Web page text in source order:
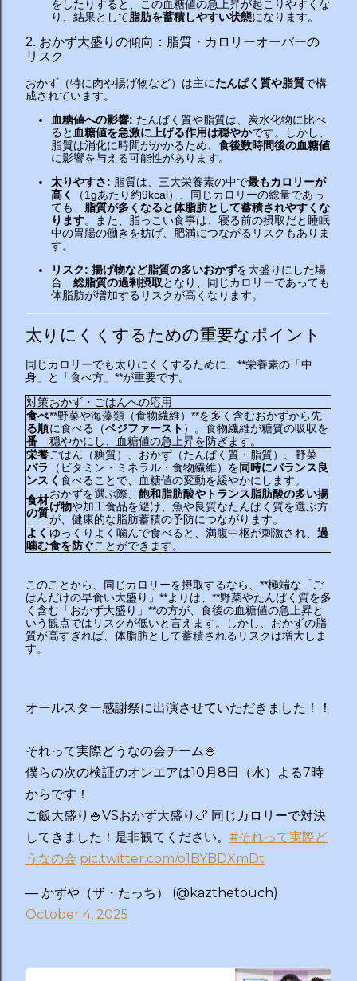
をしたりすると、この血糖値の急上昇が起こりやすくな
り、結果として脂肪を蓄積しやすい状態になります。
2. おかず大盛りの傾向：脂質・カロリーオーバーの
リスク
おかず（特に肉や揚げ物など）は主にたんぱく質や脂質で構
成されています。
血糖値への影響: たんぱく質や脂質は、炭水化物に比べ
ると 血糖値を急激に上げる作用は穏やかです。しかし、
脂質は消化に時間がかかるため、 食後数時間後の血糖値
に影響を与える可能性があります。
太りやすさ: 脂質は、三大栄養素の中で最もカロリーが
高く
（1gあたり約9kcal）、同じカロリーの総量であっ
ても、 脂質が多くなると体脂肪として蓄積されやすくな
ります。また、脂っこい食事は、寝る前の摂取だと睡眠
中の胃腸の働きを妨げ、肥満につながるリスクもありま
す。
リスク: 揚げ物など脂質の多いおかずを大盛りにした場
合、 総脂質の過剰摂取となり、同じカロリーであっても
体脂肪が増加するリスクが高くなります。
太りにくくするための重要なポイント
同じカロリーでも太りにくくするために、**栄養素の「中
身」と「食べ方」**が重要です。
対策おかず・ごはんへの応用
食べ
る順
番
**野菜や海藻類（食物繊維）**を多く含むおかずから先
に食べる（ベジファースト ）。食物繊維が糖質の吸収を
穏やかにし、血糖値の急上昇を防ぎます。
栄養
バラ
ンス
ごはん（糖質）、おかず（たんぱく質・脂質）、野菜
（ビタミン・ミネラル・食物繊維）を同時にバランス良
く 食べることで、血糖値の変動を緩やかにします。
食材
の質
おかずを選ぶ際、 飽和脂肪酸やトランス脂肪酸の多い揚
げ物や加工食品を避け、魚や良質なたんぱく質を選ぶ方
が、健康的な脂肪蓄積の予防につながります。
よく
噛む
ゆっくりよく噛んで食べると、満腹中枢が刺激され、 過
食を防ぐことができます。
このことから、同じカロリーを摂取するなら、**極端な「ご
はんだけの早食い大盛り」**よりは、**野菜やたんぱく質を多
く含む「おかず大盛り」**の方が、食後の血糖値の急上昇と
いう観点ではリスクが低いと言えます。しかし、おかずの脂
質が高すぎれば、体脂肪として蓄積されるリスクは増大しま
す。
オールスター感謝祭に出演させていただきました！！
それって実際どうなの会チーム🍚
僕らの次の検証のオンエアは10月8日（水）よる7時
からです！
ご飯大盛り🍚VSおかず大盛り🍗 同じカロリーで対決
してきました！是非観てください。 #それって実際ど
うなの会 pic.twitter.com/o1BYBDXmDt
— かずや（ザ・たっち） (@kazthetouch)
October 4, 2025